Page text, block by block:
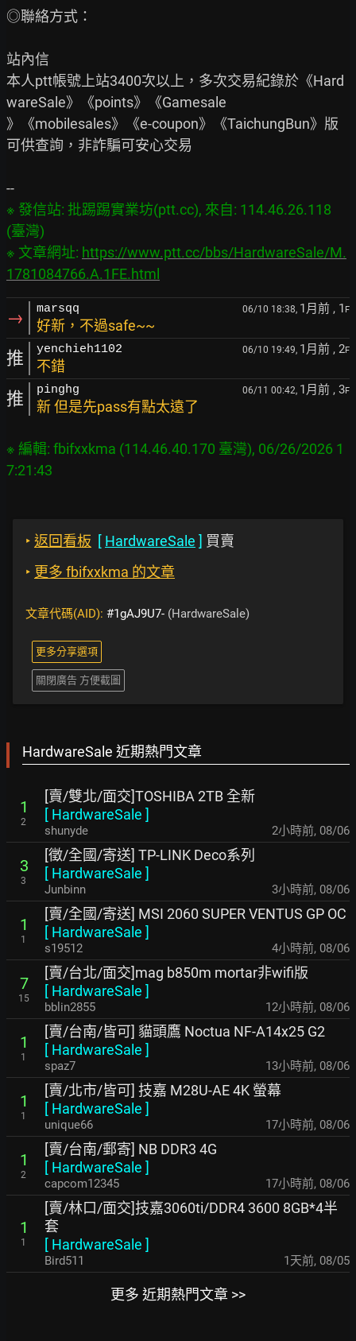
◎聯絡方式：
站內信
本人ptt帳號上站3400次以上，多次交易紀錄於《Hard
wareSale》《points》《Gamesale
》《mobilesales》《e-coupon》《TaichungBun》版
可供查詢，非詐騙可安心交易
※ 發信站: 批踢踢實業坊(ptt.cc), 來自: 114.46.26.118
(臺灣)
※ 文章網址: https://www.ptt.cc/bbs/HardwareSale/M.
1781084766.A.1FE.html
→ marsqq 06/10 18:38, 1月前 , 1 F
好新，不過safe~~
推 yenchieh1102 06/10 19:49, 1月前 , 2F
不錯
推 pinghg 06/11 00:42, 1月前 , 3F
新 但是先pass有點太遠了
※ 編輯: fbifxxkma (114.46.40.170 臺灣), 06/26/2026 1
‣ 返回看板 [ HardwareSale ] 買賣
‣ 更多 fbifxxkma 的文章
文章代碼(AID): #1gAJ9U7- (HardwareSale)
更多分享選項
關閉廣告 方便截圖
HardwareSale 近期熱門文章
1
2
[賣/雙北/面交]TOSHIBA 2TB 全新
[ HardwareSale ]
shunyde 2小時前, 08/06
3
3
[徵/全國/寄送] TP-LINK Deco系列
[ HardwareSale ]
Junbinn 3小時前, 08/06
1
1
[賣/全國/寄送] MSI 2060 SUPER VENTUS GP OC
[ HardwareSale ]
s19512 4小時前, 08/06
7
15
[賣/台北/面交]mag b850m mortar非wifi版
[ HardwareSale ]
bblin2855 12小時前, 08/06
1
1
[賣/台南/皆可] 貓頭鷹 Noctua NF-A14x25 G2
[ HardwareSale ]
spaz7 13小時前, 08/06
1
1
[賣/北市/皆可] 技嘉 M28U-AE 4K 螢幕
[ HardwareSale ]
unique66 17小時前, 08/06
1
2
[賣/台南/郵寄] NB DDR3 4G
[ HardwareSale ]
capcom12345 17小時前, 08/06
1
1
[賣/林口/面交]技嘉3060ti/DDR4 3600 8GB*4半
套
[ HardwareSale ]
Bird511 1天前, 08/05
更多 近期熱門文章 >>